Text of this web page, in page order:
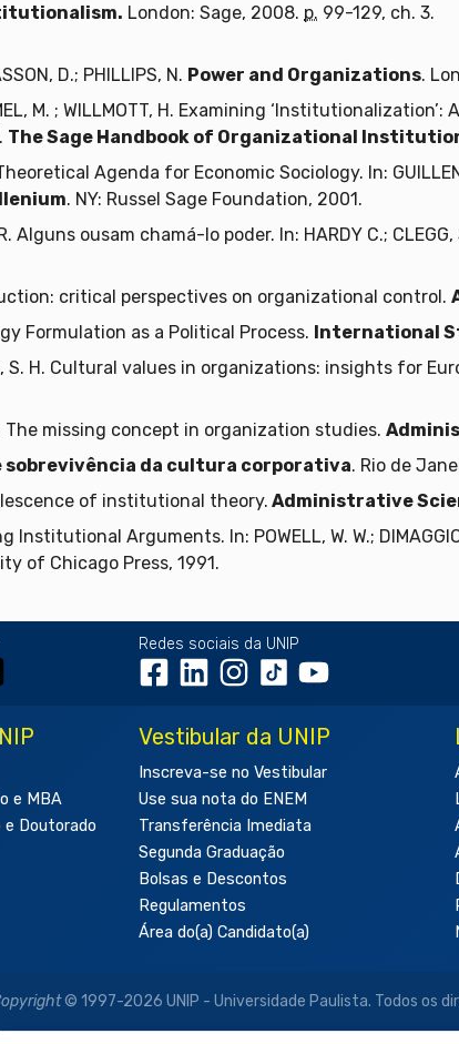
London: Sage, 2008. p. 99-129, ch. 3.
D.; PHILLIPS, N. Power and Organizations.
M. ; WILLMOTT, H. Examining
The Sage Handbook of Organizational
Agenda for Economic Sociology. In:
. NY: Russel Sage Foundation, 2001.
Alguns ousam chamá-lo poder. In: HARDY C.; CLEGG,
critical perspectives on organizational control.
Formulation as a Political Process. International
S. H. Cultural values in organizations: insights for
The missing concept in organization studies.
sobrevivência da cultura corporativa. Rio de
of institutional theory. Administrative
Institutional Arguments. In: POWELL, W. W.;
of Chicago Press, 1991.
Redes sociais da UNIP
e MBA
e Doutorado
Vestibular da UNIP
Inscreva-se no Vestibular
Use sua nota do ENEM
Transferência Imediata
Segunda Graduação
Bolsas e Descontos
Regulamentos
Área do(a) Candidato(a)
© 1997-2026 UNIP - Universidade Paulista. Todos os